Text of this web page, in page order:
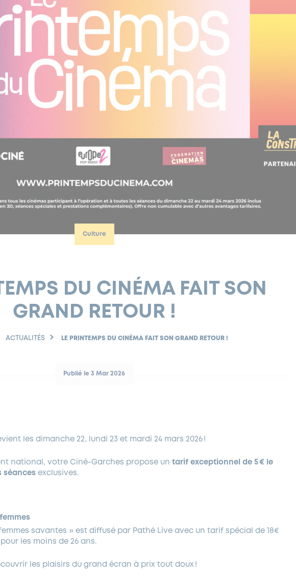
Culture
DU CINÉMA FAIT SON
GRAND RETOUR !
ACTUALITÉS LE PRINTEMPS DU CINÉMA FAIT SON GRAND RETOUR !
Publié le 3 Mar 2026
les dimanche 22, lundi 23 et mardi 24 mars 2026 !
national, votre Ciné-Garches propose un tarif exceptionnel de 5€ le
séancesexclusives.
femmes savantes » est diffusé par Pathé Live avec un tarif spécial de 18€
les moins de 26 ans.
les plaisirs du grand écran à prix tout doux !